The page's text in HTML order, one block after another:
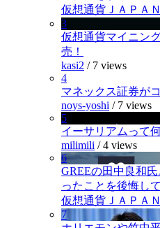
仮想通貨ＪＡＰＡ
3
仮想通貨マイニン
売！
kasi2 / 7 views
4
マネックス証券が
noys-yoshi / 7 views
5
イーサリアムって
milimili /4 views
6
GREEの田中良和
ったことを後悔し
仮想通貨ＪＡＰＡ
7